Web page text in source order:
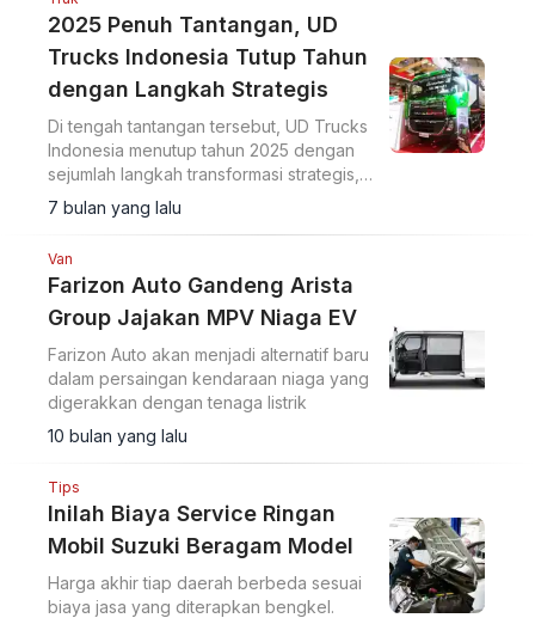
2025 Penuh Tantangan, UD
Trucks Indonesia Tutup Tahun
dengan Langkah Strategis
Di tengah tantangan tersebut, UD Trucks
Indonesia menutup tahun 2025 dengan
sejumlah langkah transformasi strategis,
termasuk di 2026 nanti.
7 bulan yang lalu
Van
Farizon Auto Gandeng Arista
Group Jajakan MPV Niaga EV
Farizon Auto akan menjadi alternatif baru
dalam persaingan kendaraan niaga yang
digerakkan dengan tenaga listrik
10 bulan yang lalu
Tips
Inilah Biaya Service Ringan
Mobil Suzuki Beragam Model
Harga akhir tiap daerah berbeda sesuai
biaya jasa yang diterapkan bengkel.